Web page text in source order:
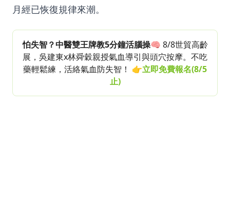
月經已恢復規律來潮。
怕失智？中醫雙王牌教5分鐘活腦操🧠 8/8世貿高齡
展，吳建東x林舜穀親授氣血導引與頭穴按摩。不吃
藥輕鬆練，活絡氣血防失智！ 👉立即免費報名(8/5
止)